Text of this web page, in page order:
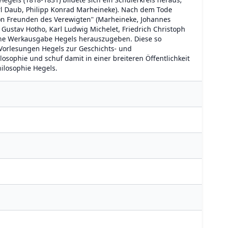
Philipp Konrad Marheineke). Nach dem Tode
Freunden des Verewigten" (Marheineke, Johannes
Hotho, Karl Ludwig Michelet, Friedrich Christoph
Werkausgabe Hegels herauszugeben. Diese so
Hegels zur Geschichts- und
und schuf damit in einer breiteren Öffentlichkeit
Hegels.